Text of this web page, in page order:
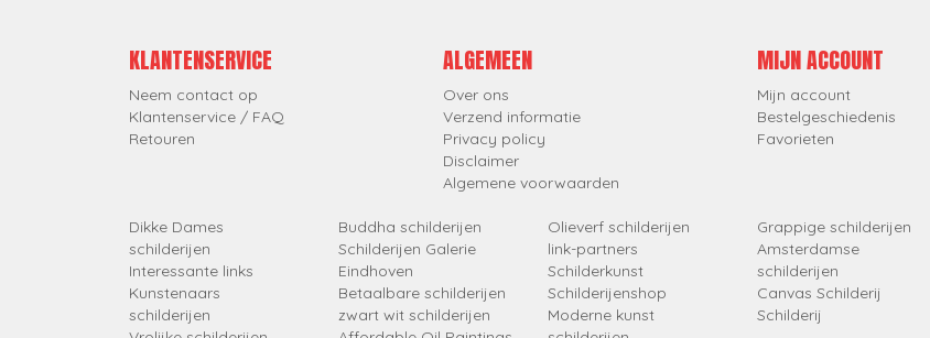
KLANTENSERVICE
Neem contact op
Klantenservice / FAQ
Retouren
ALGEMEEN
Over ons
Verzend informatie
Privacy policy
Disclaimer
Algemene voorwaarden
MIJN ACCOUNT
Mijn account
Bestelgeschiedenis
Favorieten
Dikke Dames
schilderijen
Interessante links
Kunstenaars
schilderijen
Buddha schilderijen
Schilderijen Galerie
Eindhoven
Betaalbare schilderijen
zwart wit schilderijen
Olieverf schilderijen
link-partners
Schilderkunst
Schilderijenshop
Moderne kunst
Grappige schilderijen
Amsterdamse
schilderijen
Canvas Schilderij
Schilderij